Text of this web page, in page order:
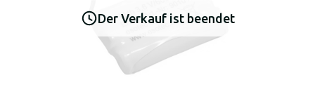
Der Verkauf ist beendet